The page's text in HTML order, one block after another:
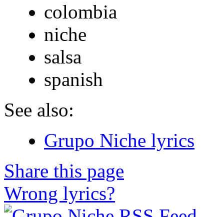
colombia
niche
salsa
spanish
See also:
Grupo Niche lyrics
Share this page
Wrong lyrics?